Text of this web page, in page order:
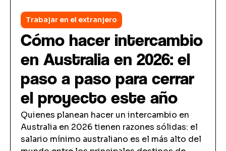
Trabajar en el extranjero
Cómo hacer intercambio
en Australia en 2026: el
paso a paso para cerrar
el proyecto este año
Quienes planean hacer un intercambio en
Australia en 2026 tienen razones sólidas: el
salario mínimo australiano es el más alto del